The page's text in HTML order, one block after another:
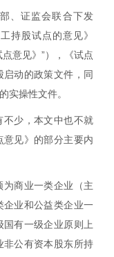
、证监会联合下发
持股试点的意见》
意见》”），《试点
动的政策文件，同
实操性文件。
不少，本文中也不就
见》的部分主要内
商业一类企业（主
企业和公益类企业一
有一级企业原则上
非公有资本股东所持